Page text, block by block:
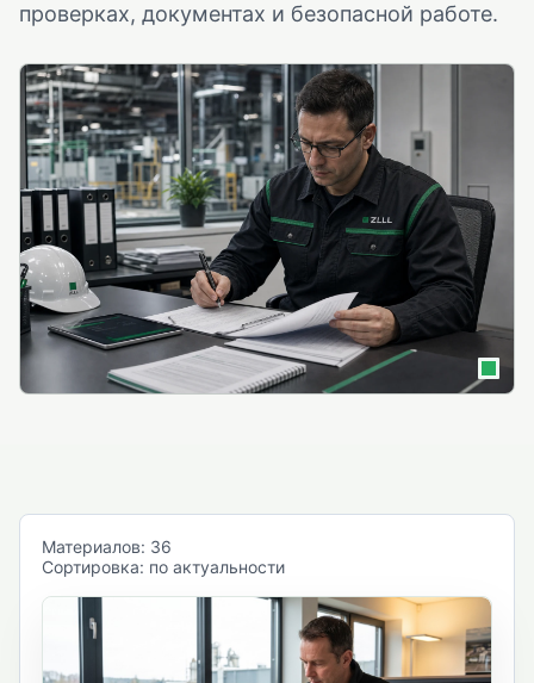
проверках, документах и безопасной работе.
Материалов: 36
Сортировка: по актуальности